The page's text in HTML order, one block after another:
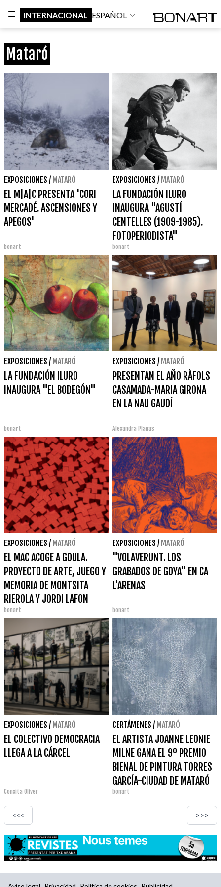
INTERNACIONAL ESPAÑOL
Mataró
EXPOSICIONES / MATARÓ
EL M|A|C PRESENTA 'CORI
MERCADÉ. ASCENSIONES Y
APEGOS'
bonart
EXPOSICIONES / MATARÓ
LA FUNDACIÓN ILURO
INAUGURA "AGUSTÍ
CENTELLES (1909-1985).
FOTOPERIODISTA"
bonart
EXPOSICIONES / MATARÓ
LA FUNDACIÓN ILURO
INAUGURA "EL BODEGÓN"
bonart
EXPOSICIONES / MATARÓ
PRESENTAN EL AÑO RÀFOLS
CASAMADA-MARIA GIRONA
EN LA NAU GAUDÍ
Alexandra Planas
EXPOSICIONES / MATARÓ
EL MAC ACOGE A GOULA.
PROYECTO DE ARTE, JUEGO Y
MEMORIA DE MONTSITA
RIEROLA Y JORDI LAFON
bonart
EXPOSICIONES / MATARÓ
"VOLAVERUNT. LOS
GRABADOS DE GOYA" EN CA
L'ARENAS
bonart
EXPOSICIONES / MATARÓ
EL COLECTIVO DEMOCRACIA
LLEGA A LA CÁRCEL
Conxita Oliver
CERTÁMENES / MATARÓ
EL ARTISTA JOANNE LEONIE
MILNE GANA EL 9º PREMIO
BIENAL DE PINTURA TORRES
GARCÍA-CIUDAD DE MATARÓ
2022
bonart
<<< >>>